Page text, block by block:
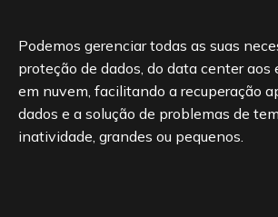
Podemos gerenciar todas as suas
proteção de dados, do data center
em nuvem, facilitando a recuperação
dados e a solução de problemas de
inatividade, grandes ou pequenos.